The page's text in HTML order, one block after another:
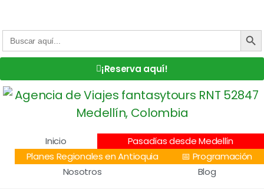
Buscar: BOTÓN
¡Reserva aquí!
Inicio
Pasadías desde Medellín
Planes Regionales en Antioquia
📅 Programación
Nosotros
Blog